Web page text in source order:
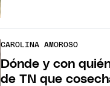
CAROLINA AMOROSO
Dónde y con
de TN que